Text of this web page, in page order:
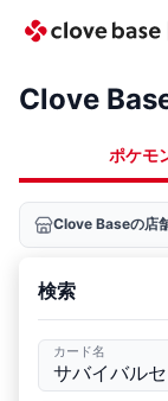
Clove
ポケモ
Clove Baseの店
検索
カード名